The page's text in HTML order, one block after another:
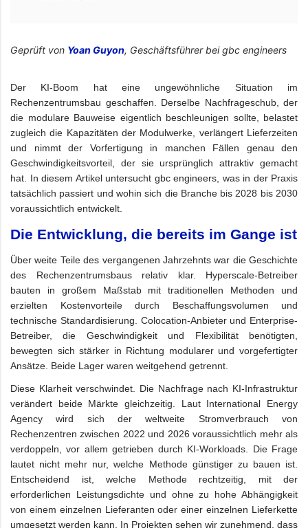
Geprüft von Yoan Guyon, Geschäftsführer bei gbc engineers
Der KI-Boom hat eine ungewöhnliche Situation im
Rechenzentrumsbau geschaffen. Derselbe Nachfrageschub, der
die modulare Bauweise eigentlich beschleunigen sollte, belastet
zugleich die Kapazitäten der Modulwerke, verlängert Lieferzeiten
und nimmt der Vorfertigung in manchen Fällen genau den
Geschwindigkeitsvorteil, der sie ursprünglich attraktiv gemacht
hat. In diesem Artikel untersucht gbc engineers, was in der Praxis
tatsächlich passiert und wohin sich die Branche bis 2028 bis 2030
voraussichtlich entwickelt.
Die Entwicklung, die bereits im Gange ist
Über weite Teile des vergangenen Jahrzehnts war die Geschichte
des Rechenzentrumsbaus relativ klar. Hyperscale-Betreiber
bauten in großem Maßstab mit traditionellen Methoden und
erzielten Kostenvorteile durch Beschaffungsvolumen und
technische Standardisierung. Colocation-Anbieter und Enterprise-
Betreiber, die Geschwindigkeit und Flexibilität benötigten,
bewegten sich stärker in Richtung modularer und vorgefertigter
Ansätze. Beide Lager waren weitgehend getrennt.
Diese Klarheit verschwindet. Die Nachfrage nach KI-Infrastruktur
verändert beide Märkte gleichzeitig. Laut International Energy
Agency wird sich der weltweite Stromverbrauch von
Rechenzentren zwischen 2022 und 2026 voraussichtlich mehr als
verdoppeln, vor allem getrieben durch KI-Workloads. Die Frage
lautet nicht mehr nur, welche Methode günstiger zu bauen ist.
Entscheidend ist, welche Methode rechtzeitig, mit der
erforderlichen Leistungsdichte und ohne zu hohe Abhängigkeit
von einem einzelnen Lieferanten oder einer einzelnen Lieferkette
umgesetzt werden kann. In Projekten sehen wir zunehmend, dass